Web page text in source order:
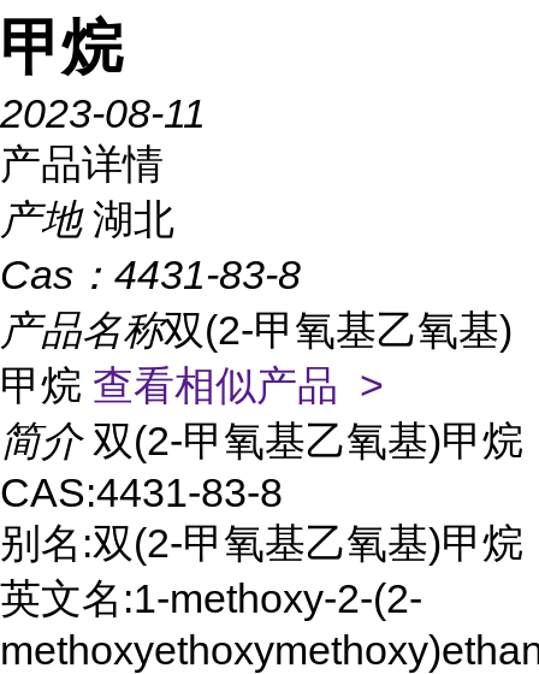
甲烷
2023-08-11
产品详情
产地 湖北
Cas： 4431-83-8
产品名称双(2-甲氧基乙氧基)
甲烷 查看相似产品 >
简介 双(2-甲氧基乙氧基)甲烷
CAS:4431-83-8
别名:双(2-甲氧基乙氧基)甲烷
英文名:1-methoxy-2-(2-